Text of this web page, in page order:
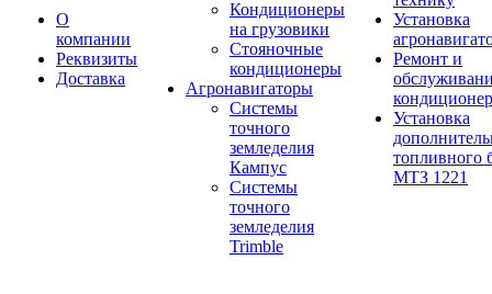
О
компании
Реквизиты
Доставка
Кондиционеры
на грузовики
Стояночные
кондиционеры
Агронавигаторы
Системы
точного
земледелия
Кампус
Системы
точного
земледелия
Trimble
Установка
Ремонт и
Установка
топливного
МТЗ 1221